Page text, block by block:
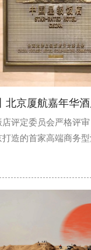
评定委员会严格评
打造的首家高端商务
凭借卓越的硬件设施